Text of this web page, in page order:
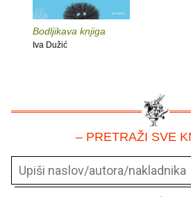
Bodljikava knjiga
Iva Dužić
– PRETRAŽI SVE